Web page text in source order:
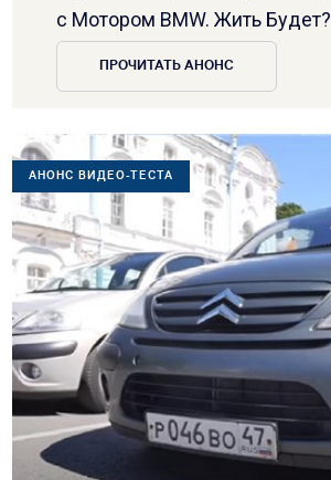
с Мотором BMW. Жить Будет?
ПРОЧИТАТЬ АНОНС
АНОНС ВИДЕО-ТЕСТА